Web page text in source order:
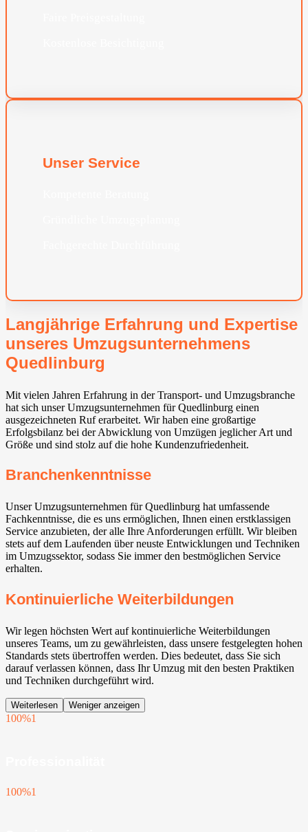
Unser Service
Langjährige Erfahrung und Expertise
unseres Umzugsunternehmens
Quedlinburg
Mit vielen Jahren Erfahrung in der Transport- und Umzugsbranche
hat sich unser Umzugsunternehmen für Quedlinburg einen
ausgezeichneten Ruf erarbeitet. Wir haben eine großartige
Erfolgsbilanz bei der Abwicklung von Umzügen jeglicher Art und
Größe und sind stolz auf die hohe Kundenzufriedenheit.
Branchenkenntnisse
Unser Umzugsunternehmen für Quedlinburg hat umfassende
Fachkenntnisse, die es uns ermöglichen, Ihnen einen erstklassigen
Service anzubieten, der alle Ihre Anforderungen erfüllt. Wir bleiben
stets auf dem Laufenden über neuste Entwicklungen und Techniken
im Umzugssektor, sodass Sie immer den bestmöglichen Service
erhalten.
Kontinuierliche Weiterbildungen
Wir legen höchsten Wert auf kontinuierliche Weiterbildungen
unseres Teams, um zu gewährleisten, dass unsere festgelegten hohen
Standards stets übertroffen werden. Dies bedeutet, dass Sie sich
darauf verlassen können, dass Ihr Umzug mit den besten Praktiken
und Techniken durchgeführt wird.
Weiterlesen Weniger anzeigen
100%1
100%1